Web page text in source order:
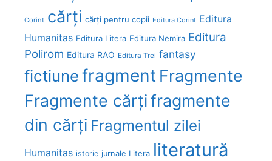
Corint cărți cărți pentru copii Editura Corint Editura
Humanitas Editura Litera Editura Nemira Editura
Polirom Editura RAO Editura Trei fantasy
fictiunefragment Fragmente
Fragmente cărțifragmente
din cărți Fragmentul zilei
Humanitas istorie jurnale Litera literatură